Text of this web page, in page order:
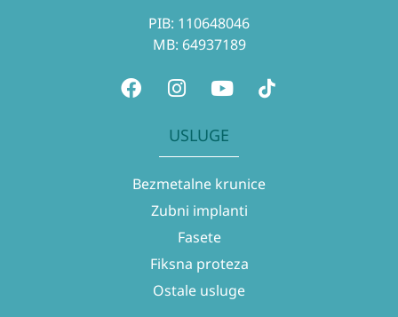
PIB: 110648046
MB: 64937189
USLUGE
Bezmetalne krunice
Zubni implanti
Fasete
Fiksna proteza
Ostale usluge